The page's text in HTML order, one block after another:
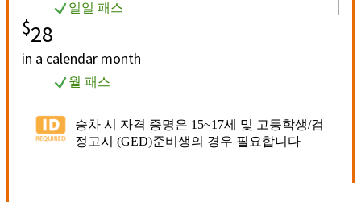
일일 패스
$28
in a calendar month
월 패스
승차 시 자격 증명은 15~17세 및 고등학생/검
정고시 (GED)준비생의 경우 필요합니다